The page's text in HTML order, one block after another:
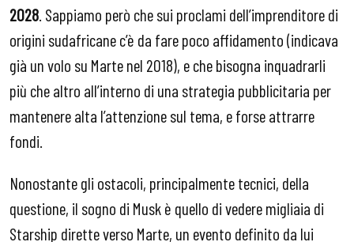
2028 . Sappiamo però che sui proclami dell’imprenditore di
origini sudafricane c’è da fare poco affidamento (indicava
già un volo su Marte nel 2018), e che bisogna inquadrarli
più che altro all’interno di una strategia pubblicitaria per
mantenere alta l’attenzione sul tema, e forse attrarre
fondi.
Nonostante gli ostacoli, principalmente tecnici, della
questione, il sogno di Musk è quello di vedere migliaia di
Starship dirette verso Marte, un evento definito da lui